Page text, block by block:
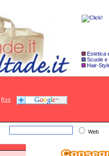
Estetica
Scuole e
Hair-
Web